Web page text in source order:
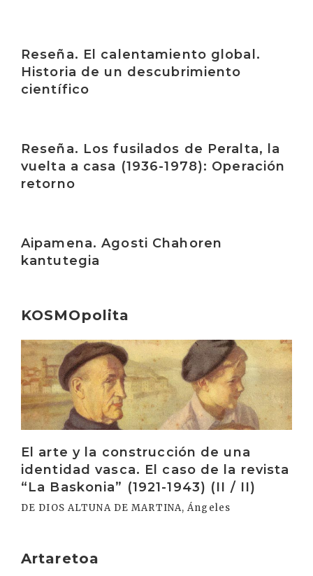
Reseña. El calentamiento global.
Historia de un descubrimiento
científico
Reseña. Los fusilados de Peralta, la
vuelta a casa (1936-1978): Operación
retorno
Aipamena. Agosti Chahoren
kantutegia
KOSMOpolita
El arte y la construcción de una
identidad vasca. El caso de la revista
“La Baskonia” (1921-1943) (II / II)
DE DIOS ALTUNA DE MARTINA, Ángeles
Irakurri
Artaretoa